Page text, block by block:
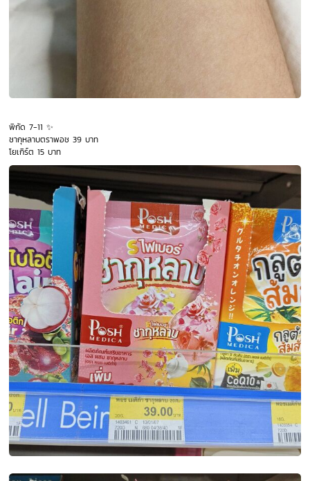
พิกัด 7-11 ✨
ชากุหลาบตราพอช 39 บาท
โยเกิร์ต 15 บาท